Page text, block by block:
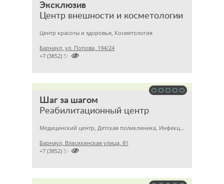
Эксклюзив
Центр внешности и косметологии
Центр красоты и здоровья, Косметология
Барнаул, ул. Попова, 194/24

+7 (3852) 595348
Шаг за шагом
Реабилитационный центр
Медицинский центр, Детская поликлиника, Инфекционные заболевания
Барнаул, Власихинская улица, 81

+7 (3852) 595264